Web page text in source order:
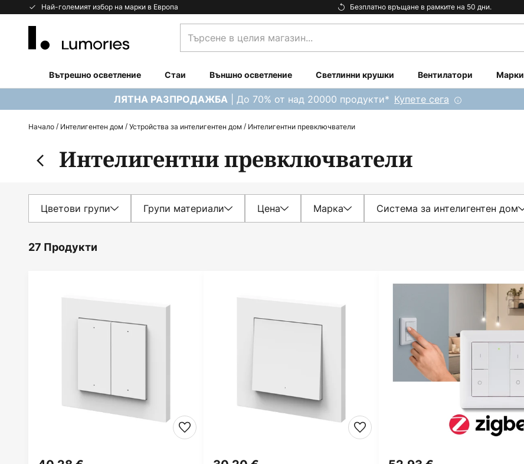
Най-големият избор на марки в Европа Безплатно връщане в рамките на 50 дни.
Прескачане
магазин...
Вътрешно осветление Стаи Външно осветление Светлинни крушки Вентилатори Марки
ЛЯТНА РАЗПРОДАЖБА | До 70% от над 20000 продукти* Купете сега
Начало Интелигентен дом Устройства за интелигентен дом Интелигентни превключватели
Интелигентни превключватели
Цветови групи Групи материали Цена Марка Система за интелигентен дом
27 Продукти